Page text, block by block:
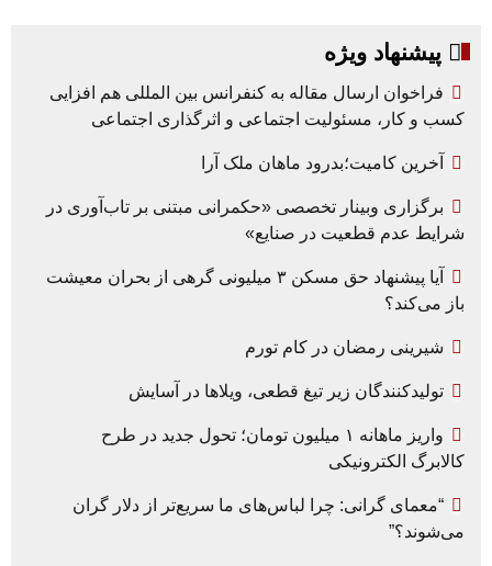
پیشنهاد ویژه
فراخوان ارسال مقاله به کنفرانس بین المللی هم افزایی
کسب و کار، مسئولیت اجتماعی و اثرگذاری اجتماعی
آخرین کامیت؛بدرود ماهان ملک آرا
برگزاری وبینار تخصصی «حکمرانی مبتنی بر تاب‌آوری در
شرایط عدم قطعیت در صنایع»
آیا پیشنهاد حق مسکن ۳ میلیونی گرهی از بحران معیشت
باز می‌کند؟
شیرینی رمضان در کام تورم
تولیدکنندگان زیر تیغ قطعی، ویلاها در آسایش
واریز ماهانه ۱ میلیون تومان؛ تحول جدید در طرح
کالابرگ الکترونیکی
“معمای گرانی: چرا لباس‌های ما سریع‌تر از دلار گران
می‌شوند؟”